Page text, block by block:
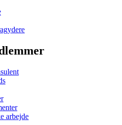
arbejde